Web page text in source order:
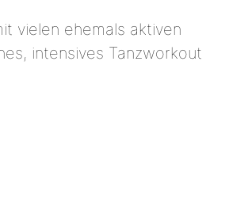
vielen ehemals aktiven
intensives Tanzworkout